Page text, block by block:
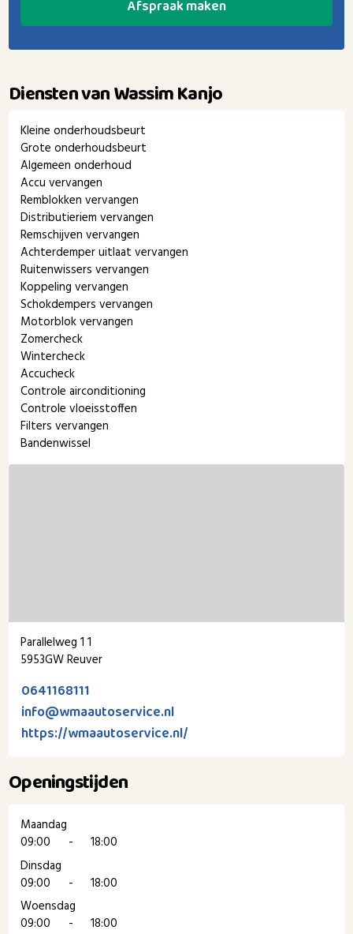
Afspraak maken
Diensten van Wassim Kanjo
Kleine onderhoudsbeurt
Grote onderhoudsbeurt
Algemeen onderhoud
Accu vervangen
Remblokken vervangen
Distributieriem vervangen
Remschijven vervangen
Achterdemper uitlaat vervangen
Ruitenwissers vervangen
Koppeling vervangen
Schokdempers vervangen
Motorblok vervangen
Zomercheck
Wintercheck
Accucheck
Controle airconditioning
Controle vloeisstoffen
Filters vervangen
Bandenwissel
Parallelweg 1 1
5953GW Reuver
0641168111
info@wmaautoservice.nl
https://wmaautoservice.nl/
Openingstijden
Maandag
09:00
-
18:00
Dinsdag
09:00
-
18:00
Woensdag
09:00
-
18:00